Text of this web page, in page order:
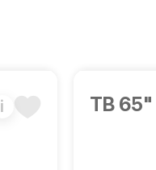
i ТВ 65"